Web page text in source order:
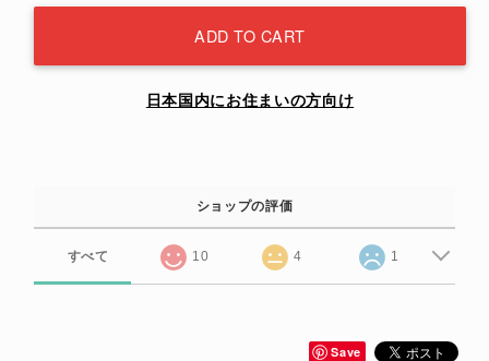
ADD TO CART
日本国内にお住まいの方向け
ショップの評価
すべて 10 4 1
Save